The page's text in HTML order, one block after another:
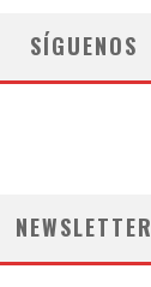
SÍGUENOS
NEWSLETTER